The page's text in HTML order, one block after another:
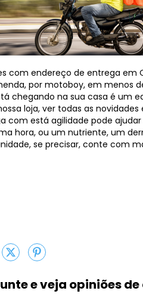
com endereço de entrega em
por motoboy, em menos
chegando na sua casa é um
loja, ver todas as
com está agilidade pode
hora, ou um nutriente, um
se precisar, conte com
e veja opiniões